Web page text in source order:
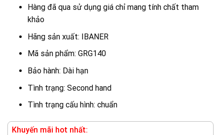
4.200.000₫.
tại
Hàng đã qua sử dụng giá chỉ mang tính chất tham
khảo
Hãng sản xuất: IBANER
Mã sản phẩm: GRG140
Bảo hành: Dài hạn
Tình trạng: Second hand
Tình trạng cấu hình: chuẩn
Khuyến mãi hot nhất: